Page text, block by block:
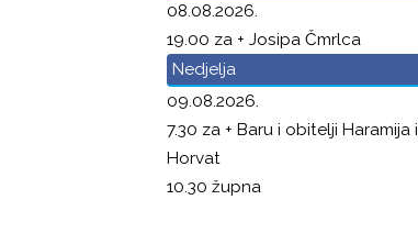
08.08.2026.
19.00 za + Josipa Čmrlca
Nedjelja
09.08.2026.
7.30 za + Baru i obitelji Haramija i
Horvat
10.30 župna